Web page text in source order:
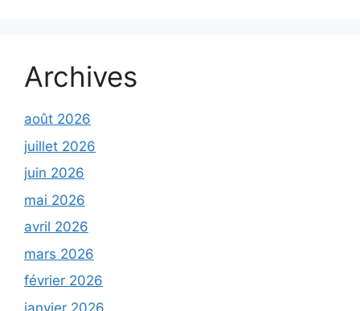
Archives
août 2026
juillet 2026
juin 2026
mai 2026
avril 2026
mars 2026
février 2026
janvier 2026